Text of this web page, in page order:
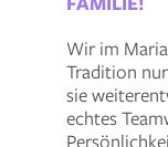
Wir im
Tradition
sie
echtes